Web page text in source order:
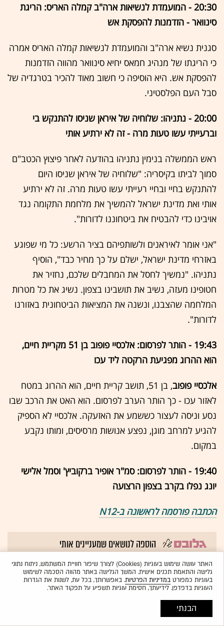
20:30 - המועמדת לנשיאות ארה"ב קמלה האריס: הריגת
סינוואר - הזדמנות להפסקת אש
סגנית נשיא ארה"ב והמועמדת לנשיאות קמלה האריס אמרה
כי הריגתו של מנהיג חמאס יחיא סינוואר מהווה הזדמנות
להפסקת אש. היא הוסיפה כי חשוב מאוד להכיר בטרגדיה של
סבל העם הפלסטיני.
20:00 - נתניהו: שלוחיה של איראן שניסו להתנקש בי
וברעייתי עשו טעות מרה - זה לא ירתיע אותי
ראש הממשלה בנימין נתניהו בהודעה לאחר פיצוץ הכטב"ם
סמוך לביתו בקיסריה: "שלוחיה של איראן שניסו היום
להתנקש בחיי ובחיי רעייתי עשו טעות מרה. זה לא ירתיע
אותי ואת מדינת ישראל להמשיך את מלחמת התקומה נגד
אויבינו כדי להבטיח את ביטחוננו לדורות".
"אני אומר לאיראנים ולשותפיהם בציר הרשע: כל מי שפוגע
באזרחי מדינת ישראל, ישלם על כך מחיר כבד", הוסיף
נתניהו. "נמשיך לחסל את המחבלים שלכם, נחזיר את
חטופינו מעזה, נשיב את תושבינו בצפון. נשיג את כל מטרות
המלחמה שהצבנו, ונשנה את המציאות הביטחונית באזורנו
לדורות".
19:43 - הותר לפרסום: אלכסיי פופוב בן 51 מקריית חיים,
הוא ההרוג מפגיעת הרקטה ליד עכו
אלכסיי פופוב
, בן 51, תושב קריית חיים, הוא ההרוג במטח
לאזור עכו - כך הותר הערב לפרסום. הוא האט את הרכב שבו
נסע וניסה לעצור כששמע את האזעקה. אלכסיי לא הספיק
להגיע למרחב מוגן, נפצע אנושות מרסיסים, ומותו נקבע
במקום.
19:40 - הותר לפרסום: סמ"ר אופיר ברקוביץ' וסמל אלישי
יונג נפלו בקרב בצפון הרצועה
הכתבה פורסמה לראשונה ב-N12
הוספה לנושאים שמעניינים אותי
ישראל במלחמה חיזבאללה חמאס צה"ל
חטופים לבנון רצועת עזה איראן
טילים כטב"מים
כל תגיות הכתבה
לתשומת לבכם: מערכת גלובס חותרת לשיח מגוון, ענייני ומכבד בהתאם ל
המופיעבדו"ח האמוןלפיו אנו פועלים. ביטויי אלימות, גזענות, הסתה או כל שיח
האתר עושה שימוש בעוגיות (Cookies) לצורך שיפור חוויית המשתמש, ניתוח נתוני
גלישה והתאמת תכנים אישית. המשך הגלישה באתר מהווה הסכמה לשימוש
בעוגיות כמפורטבמדיניות הפרטיות. באפשרותך, בכל עת, לשנות את הגדרות
העוגיות בדפדפן. לידיעתך, חסימת עוגיות תשפיע על תפקוד האתר.
הבנתי